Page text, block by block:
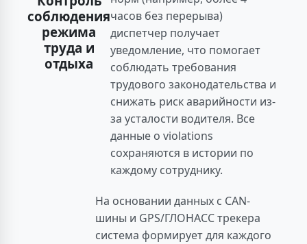
соблюдения
режима
труда и
отдыха
часов без перерыва)
диспетчер получает
уведомление, что помогает
соблюдать требования
трудового законодательства и
снижать риск аварийности из-
за усталости водителя. Все
данные о violations
сохраняются в истории по
каждому сотруднику.
На основании данных с CAN-
шины и GPS/ГЛОНАСС трекера
система формирует для каждого